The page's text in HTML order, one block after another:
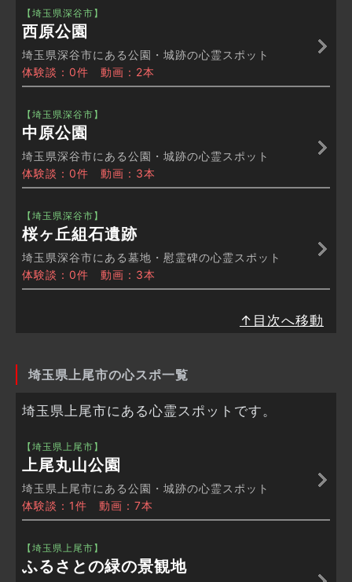
【埼玉県深谷市】
西原公園
埼玉県深谷市にある公園・城跡の心霊スポット
体験談：0件 動画：2本
【埼玉県深谷市】
中原公園
埼玉県深谷市にある公園・城跡の心霊スポット
体験談：0件 動画：3本
【埼玉県深谷市】
桜ヶ丘組石遺跡
埼玉県深谷市にある墓地・慰霊碑の心霊スポット
体験談：0件 動画：3本
↑目次へ移動
埼玉県上尾市の心スポ一覧
埼玉県上尾市にある心霊スポットです。
【埼玉県上尾市】
上尾丸山公園
埼玉県上尾市にある公園・城跡の心霊スポット
体験談：1件 動画：7本
【埼玉県上尾市】
ふるさとの緑の景観地